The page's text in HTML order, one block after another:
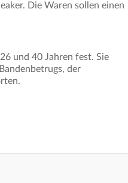
Die Waren sollen einen
und 40 Jahren fest. Sie
der